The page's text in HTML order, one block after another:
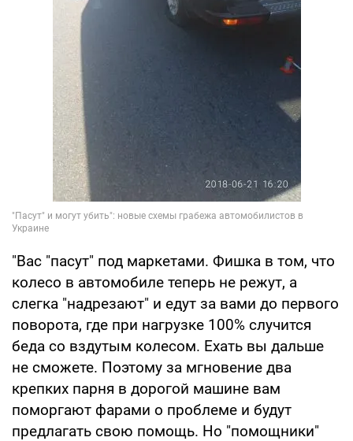
"Вас "пасут" под маркетами. Фишка в том, что
колесо в автомобиле теперь не режут, а
слегка "надрезают" и едут за вами до первого
поворота, где при нагрузке 100% случится
беда со вздутым колесом. Ехать вы дальше
не сможете. Поэтому за мгновение два
крепких парня в дорогой машине вам
поморгают фарами о проблеме и будут
предлагать свою помощь. Но "помощники"